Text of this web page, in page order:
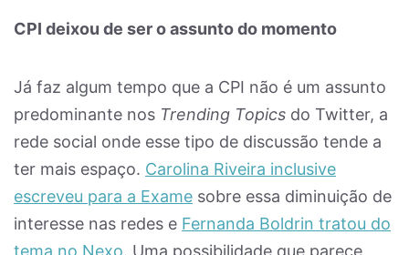
CPI deixou de ser o assunto do momento
Já faz algum tempo que a CPI não é um assunto
predominante nos Trending Topics do Twitter, a
rede social onde esse tipo de discussão tende a
ter mais espaço. Carolina Riveira inclusive
escreveu para a Exame sobre essa diminuição de
interesse nas redes e Fernanda Boldrin tratou do
tema no Nexo. Uma possibilidade que parece